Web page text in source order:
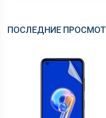
ПОСЛЕДНИЕ